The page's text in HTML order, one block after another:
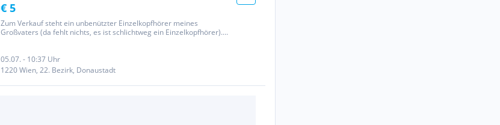
€ 5
Zum Verkauf steht ein unbenützter Einzelkopfhörer meines
Großvaters (da fehlt nichts, es ist schlichtweg ein Einzelkopfhörer).
05.07. - 10:37 Uhr
1220 Wien, 22. Bezirk, Donaustadt